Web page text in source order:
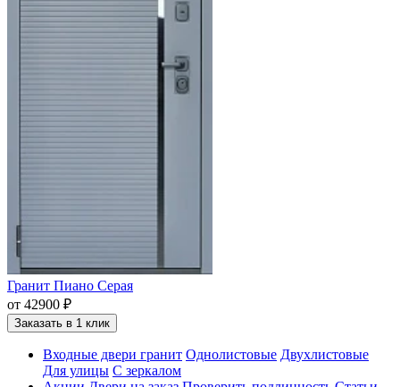
Гранит Пиано Серая
от 42900 ₽
Заказать в 1 клик
Входные двери гранит Однолистовые Двухлистовые
Для улицы С зеркалом